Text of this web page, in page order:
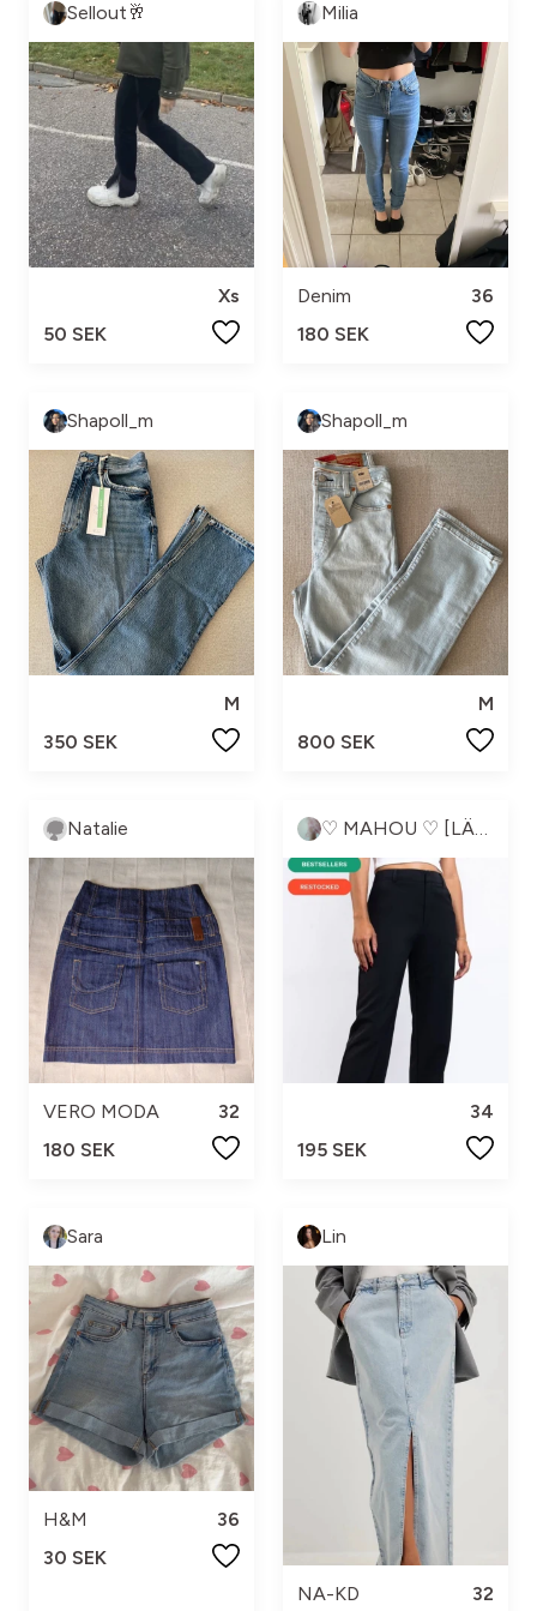
Sellout🥂
Xs
50 SEK
Milia
Denim
36
180 SEK
Shapoll_m
M
350 SEK
Shapoll_m
M
800 SEK
Natalie
VERO MODA
32
180 SEK
♡ MAHOU ♡ [LÄS BIO!] 🩷
34
195 SEK
Sara
H&M
36
30 SEK
Lin
NA-KD 32